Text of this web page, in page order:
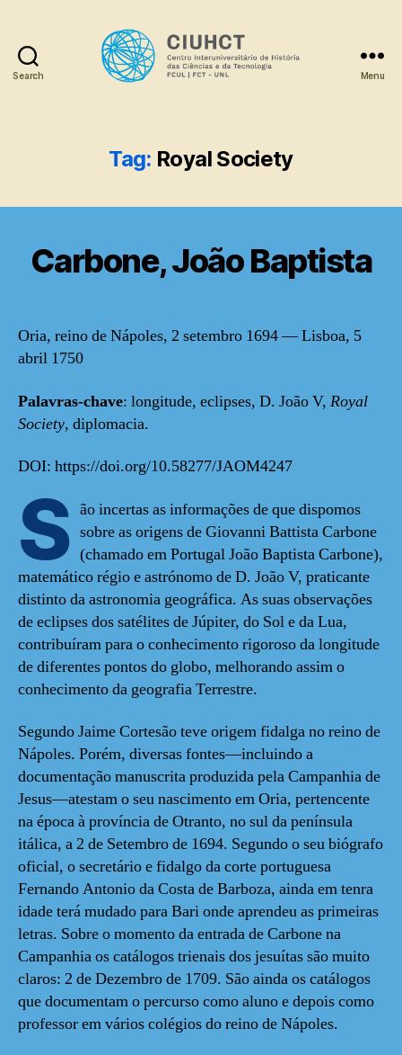
Search Menu
Tag: Royal Society
Carbone, João Baptista
Oria, reino de Nápoles, 2 setembro 1694 — Lisboa, 5
abril 1750
Palavras-chave: longitude, eclipses, D. João V, Royal
Society, diplomacia.
DOI: https://doi.org/10.58277/JAOM4247
S ão incertas as informações de que dispomos
sobre as origens de Giovanni Battista Carbone
(chamado em Portugal João Baptista Carbone),
matemático régio e astrónomo de D. João V, praticante
distinto da astronomia geográfica. As suas observações
de eclipses dos satélites de Júpiter, do Sol e da Lua,
contribuíram para o conhecimento rigoroso da longitude
de diferentes pontos do globo, melhorando assim o
conhecimento da geografia Terrestre.
Segundo Jaime Cortesão teve origem fidalga no reino de
Nápoles. Porém, diversas fontes—incluindo a
documentação manuscrita produzida pela Campanhia de
Jesus—atestam o seu nascimento em Oria, pertencente
na época à província de Otranto, no sul da península
itálica, a 2 de Setembro de 1694. Segundo o seu biógrafo
oficial, o secretário e fidalgo da corte portuguesa
Fernando Antonio da Costa de Barboza, ainda em tenra
idade terá mudado para Bari onde aprendeu as primeiras
letras. Sobre o momento da entrada de Carbone na
Campanhia os catálogos trienais dos jesuítas são muito
claros: 2 de Dezembro de 1709. São ainda os catálogos
que documentam o percurso como aluno e depois como
professor em vários colégios do reino de Nápoles.